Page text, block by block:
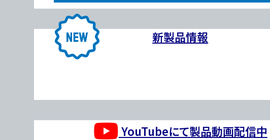
新製品情報
YouTubeにて製品動画配信中